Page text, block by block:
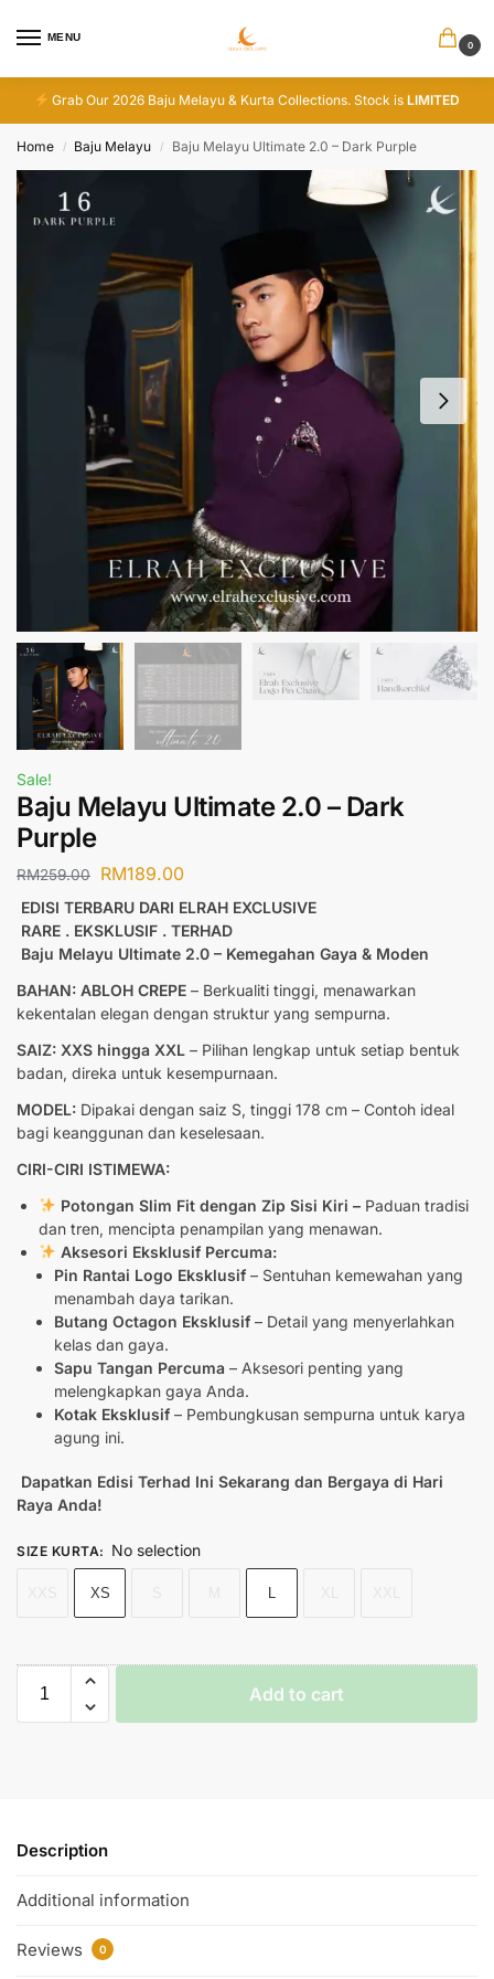
MENU
0
Grab Our 2026 Baju Melayu & Kurta Collections. Stock isLIMITED
Home / Baju Melayu / Baju Melayu Ultimate 2.0 – Dark Purple
Sale!
Baju Melayu Ultimate 2.0 – Dark
Purple
RM259.00 RM189.00
EDISI TERBARU DARI ELRAH EXCLUSIVE
RARE . EKSKLUSIF . TERHAD
Baju Melayu Ultimate 2.0 – Kemegahan Gaya & Moden
BAHAN: ABLOH CREPE – Berkualiti tinggi, menawarkan
kekentalan elegan dengan struktur yang sempurna.
SAIZ: XXS hingga XXL – Pilihan lengkap untuk setiap bentuk
badan, direka untuk kesempurnaan.
MODEL: Dipakai dengan saiz S, tinggi 178 cm – Contoh ideal
bagi keanggunan dan keselesaan.
CIRI-CIRI ISTIMEWA:
Potongan Slim Fit dengan Zip Sisi Kiri –Paduan tradisi
dan tren, mencipta penampilan yang menawan.
Aksesori Eksklusif Percuma:
Pin Rantai Logo Eksklusif – Sentuhan kemewahan yang
menambah daya tarikan.
Butang Octagon Eksklusif – Detail yang menyerlahkan
kelas dan gaya.
Sapu Tangan Percuma – Aksesori penting yang
melengkapkan gaya Anda.
Kotak Eksklusif – Pembungkusan sempurna untuk karya
agung ini.
Dapatkan Edisi Terhad Ini Sekarang dan Bergaya di Hari
Raya Anda!
SIZE KURTA: No selection
XS L
Add to cart
Description
Additional information
Reviews 0